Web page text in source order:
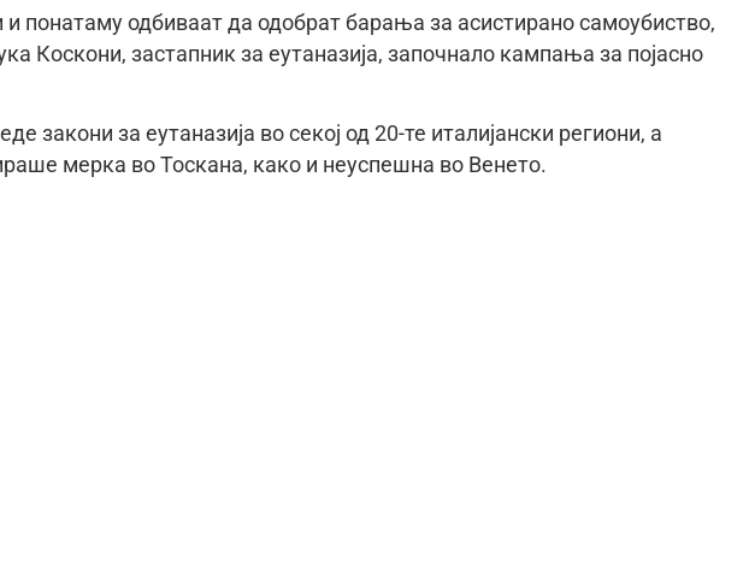
и понатаму одбиваат да одобрат барања за асистирано самоубиство,
Коскони, застапник за еутаназија, започнало кампања за појасно
закони за еутаназија во секој од 20-те италијански региони, а
мерка во Тоскана, како и неуспешна во Венето.